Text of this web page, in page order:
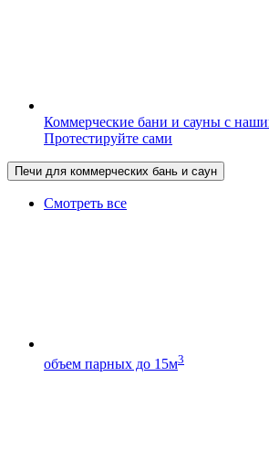
Коммерческие бани и сауны с
Протестируйте сами
Печи для коммерческих бань и саун
Смотреть все
объем парных до 15м3